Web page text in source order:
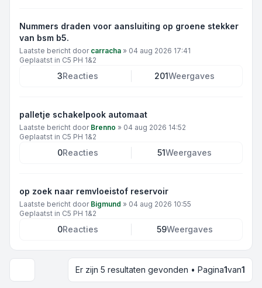
Nummers draden voor aansluiting op groene stekker
van bsm b5.
Laatste bericht door carracha » 04 aug 2026 17:41
Geplaatst in C5 PH 1&2
3Reacties 201Weergaves
palletje schakelpook automaat
Laatste bericht door Brenno » 04 aug 2026 14:52
Geplaatst in C5 PH 1&2
0Reacties 51Weergaves
op zoek naar remvloeistof reservoir
Laatste bericht door Bigmund » 04 aug 2026 10:55
Geplaatst in C5 PH 1&2
0Reacties 59Weergaves
Weergave- en sorteeroptiesEr zijn 5 resultaten gevonden • Pagina1van1